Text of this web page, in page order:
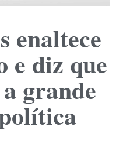
enaltece
e diz que
grande